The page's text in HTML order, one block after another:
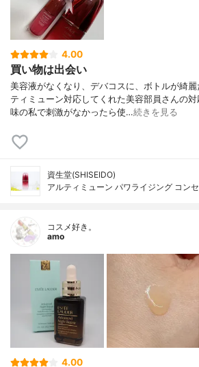
4.00
買い物は出会い
美容液がなくなり、デバコスに、ボトルが綺麗
ティミューン対応してくれた美容部員さんの
味の私で刺激がなかったら使…続きを見る
資生堂(SHISEIDO)
アルティミューン パワライジング コン
コスメ好き。
amo
4.00